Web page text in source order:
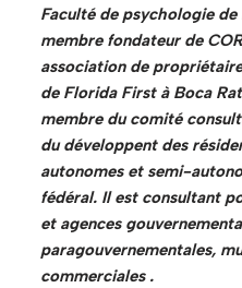
Faculté de psychologie de
membre fondateur de
association de
de Florida First à Boca
membre du comité
du développent des
autonomes et semi-
fédéral. Il est consultant
et agences
paragouvernementales,
commerciales .